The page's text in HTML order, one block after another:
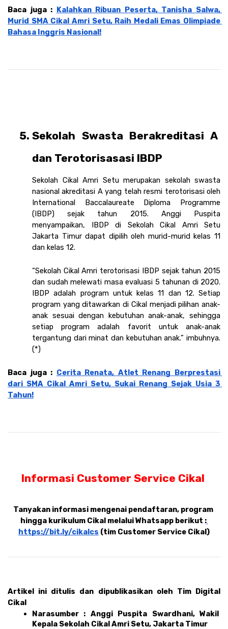
Baca juga :
Kalahkan Ribuan Peserta, Tanisha Salwa,
Murid SMA Cikal Amri Setu, Raih Medali Emas Olimpiade
Bahasa Inggris Nasional!
Sekolah Swasta Berakreditasi A
dan Terotorisasasi IBDP
Sekolah Cikal Amri Setu merupakan sekolah swasta
nasional akreditasi A yang telah resmi terotorisasi oleh
International Baccalaureate Diploma Programme
(IBDP) sejak tahun 2015. Anggi Puspita
menyampaikan, IBDP di Sekolah Cikal Amri Setu
Jakarta Timur dapat dipilih oleh murid-murid kelas 11
dan kelas 12.
“Sekolah Cikal Amri terotorisasi IBDP sejak tahun 2015
dan sudah melewati masa evaluasi 5 tahunan di 2020.
IBDP adalah program untuk kelas 11 dan 12. Setiap
program yang ditawarkan di Cikal menjadi pilihan anak-
anak sesuai dengan kebutuhan anak-anak, sehingga
setiap program adalah favorit untuk anak-anak
tergantung dari minat dan kebutuhan anak.” imbuhnya.
(*)
Baca juga : Cerita Renata, Atlet Renang Berprestasi
dari SMA Cikal Amri Setu, Sukai Renang Sejak Usia 3
Tahun!
Informasi Customer Service Cikal
Tanyakan informasi mengenai pendaftaran, program
hingga kurikulum Cikal melalui Whatsapp berikut :
https://bit.ly/cikalcs (tim Customer Service Cikal)
Artikel ini ditulis dan dipublikasikan oleh Tim Digital
Cikal
Narasumber : Anggi Puspita Swardhani, Wakil
Kepala Sekolah Cikal Amri Setu, Jakarta Timur